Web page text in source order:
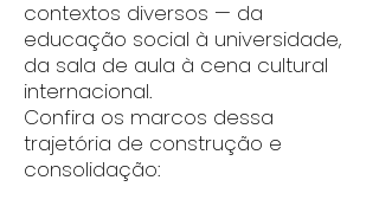
contextos diversos — da
educação social à universidade,
da sala de aula à cena cultural
internacional.
Confira os marcos dessa
trajetória de construção e
consolidação: